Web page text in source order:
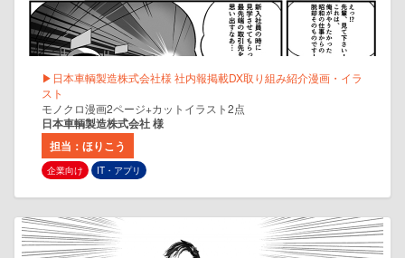
▶日本車輌製造株式会社様 社内報掲載DX取り組み紹介漫画・イラ
スト
モノクロ漫画2ページ+カットイラスト2点
日本車輌製造株式会社 様
担当：ほりこう
企業向け IT・アプリ